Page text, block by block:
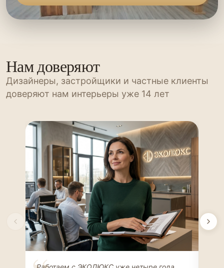
Нам доверяют
Дизайнеры, застройщики и частные клиенты
доверяют нам интерьеры уже 14 лет